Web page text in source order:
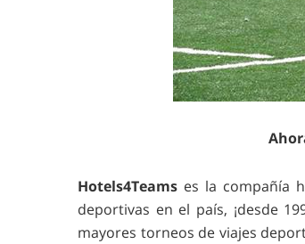
Hotels4Teams es la compañía
deportivas en el país, ¡desde
mayores torneos de viajes